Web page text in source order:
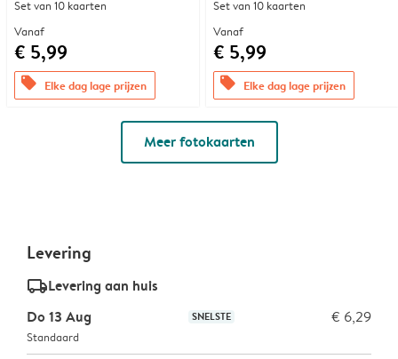
Set van 10 kaarten
Vanaf
€ 5,99
offers Elke dag lage prijzen
Set van 10 kaarten
Vanaf
€ 5,99
offers Elke dag lage prijzen
Meer fotokaarten
Levering
delivery_standard_v2Levering aan huis
Do 13 Aug
SNELSTE € 6,29
Standaard